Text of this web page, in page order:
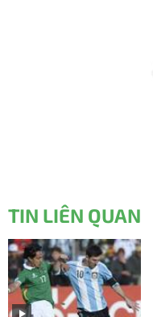
TIN LIÊN QUAN